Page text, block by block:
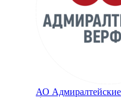
АО